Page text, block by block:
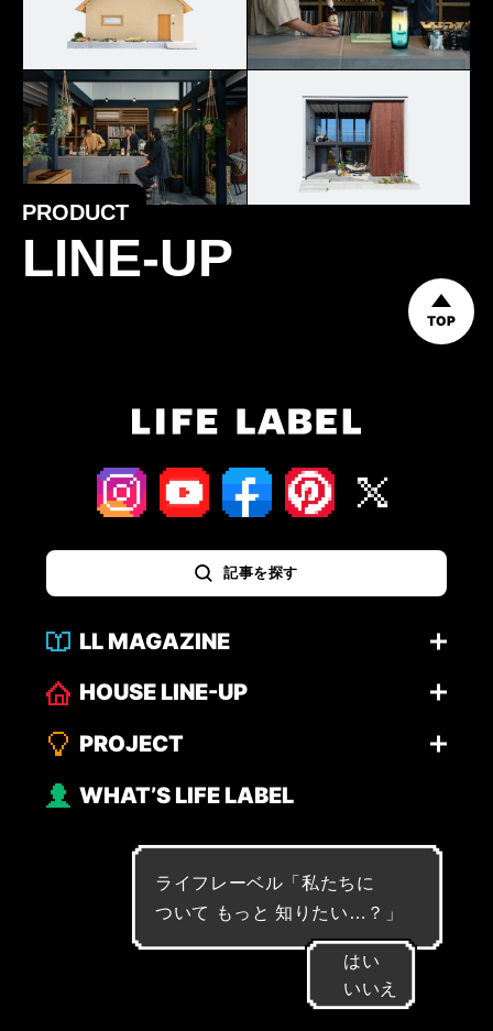
PRODUCT
LINE-UP
TOP
記事を探す
LL MAGAZINE
HOUSE LINE-UP
PROJECT
WHAT’S LIFE LABEL
ライフレーベル「私たち に
ついて も っ と 知 り た い … ？ 」
はい
いいえ